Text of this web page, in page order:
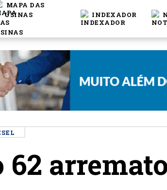
MAPA DAS
USINAS
INDEXADOR
62